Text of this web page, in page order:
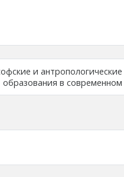
и
образования в